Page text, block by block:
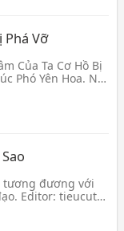
Phá Vỡ
Của Ta Cơ Hồ Bị
Phó Yên Hoa. Nội
Hoa
tương đương với
Editor: tieucute
Hoa Tuyết